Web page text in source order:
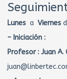
Lunes a Viernes
– Iniciación :
Profesor : Juan A.